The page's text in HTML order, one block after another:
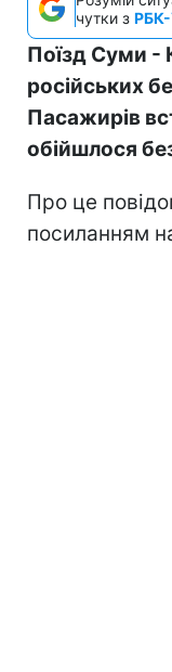
чутки з РБК-
Поїзд Суми -
російських
Пасажирів
обійшлося
Про це
посиланням